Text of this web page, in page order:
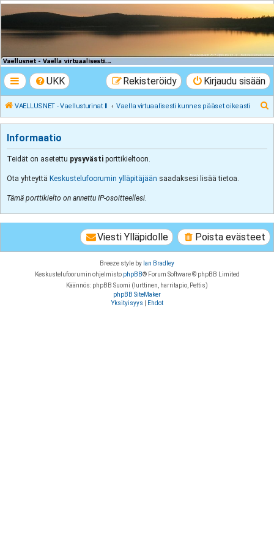
VAELLUSNET -
Vaellusturinat II
UKK Kirjaudu sisään
Rekisteröidy
VAELLUSNET - Vaellusturinat II Vaella virtuaalisesti kunnes pääset oikeasti
Informaatio
Teidät on asetettu pysyvästi porttikieltoon.
Ota yhteyttä Keskustelufoorumin ylläpitäjään saadaksesi lisää tietoa.
Tämä porttikielto on annettu IP-osoitteellesi.
Poista evästeet
Viesti Ylläpidolle
Breeze style by Ian Bradley
Keskustelufoorumin ohjelmisto phpBB® Forum Software © phpBB Limited
Käännös: phpBB Suomi (lurttinen, harritapio, Pettis)
phpBB SiteMaker
Yksityisyys
Ehdot